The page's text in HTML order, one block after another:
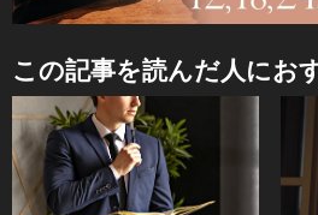
この記事を読んだ人にお